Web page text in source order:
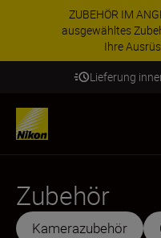
ZUBEHÖR IM
ausgewähltes
Ihre
Lieferung
Zubehör
Kamerazubehör